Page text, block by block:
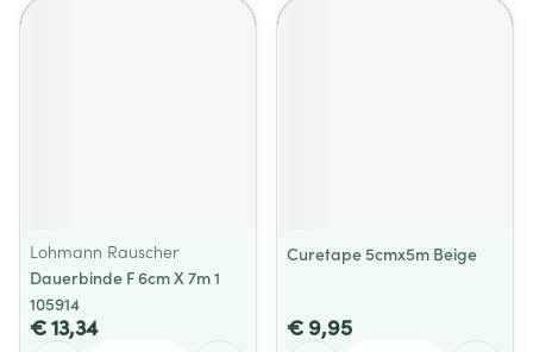
Lohmann Rauscher
Dauerbinde F 6cm X 7m 1
105914
€ 13,34
Curetape 5cmx5m Beige
€ 9,95